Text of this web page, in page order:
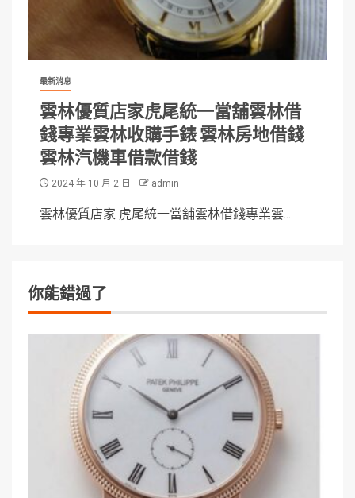
最新消息
雲林優質店家虎尾統一當舖雲林借
錢專業雲林收購手錶 雲林房地借錢
雲林汽機車借款借錢
2024 年 10 月 2 日 admin
雲林優質店家 虎尾統一當舖雲林借錢專業雲...
你能錯過了